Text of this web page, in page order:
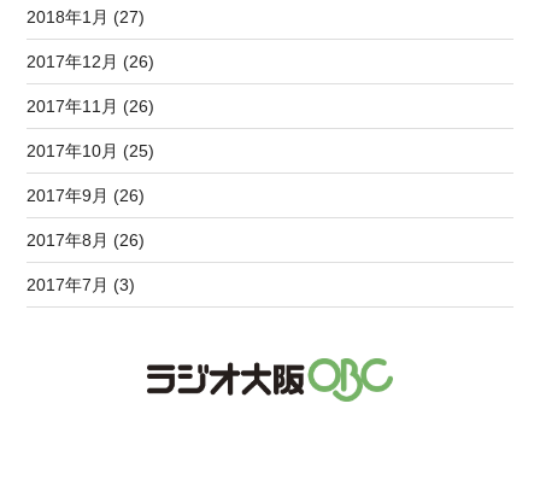
2018年1月 (27)
2017年12月 (26)
2017年11月 (26)
2017年10月 (25)
2017年9月 (26)
2017年8月 (26)
2017年7月 (3)